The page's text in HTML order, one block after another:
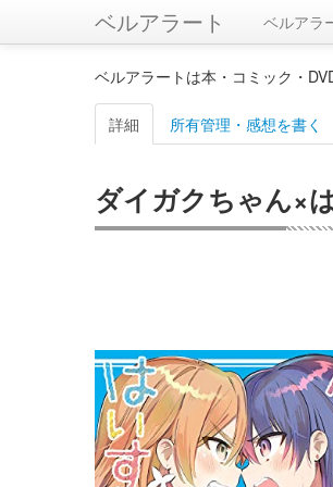
ベルアラート ベルアラ
ベルアラートは本・コミック・
詳細 所有管理・感想を書く
ダイガクちゃん×